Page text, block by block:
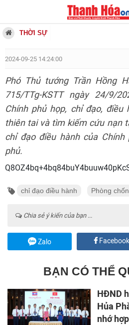
THỜI SỰ
2024-09-25 14:24:00
Phó Thủ tướng Trần Hồng
715/TTg-KSTT ngày 24/9/
Chính phủ họp, chỉ đạo, điều
thiên tai và tìm kiếm cứu nạn
chỉ đạo điều hành của Chính
phủ.
chỉ đạo điều hành Phòng
Chia sẻ ý kiến của bạn ...
Zalo Facebook
BẠN CÓ THỂ
HĐND
Hủa
nhớ